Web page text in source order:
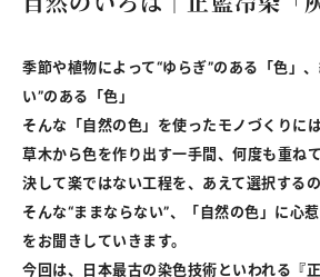
季節や植物によって“ゆらぎ”のある「色」
い”のある「色」
そんな「自然の色」を使ったモノづくりには
草木から色を作り出す一手間、何度も重ね
決して楽ではない工程を、あえて選択する
そんな“ままならない”、「自然の色」に心
をお聞きしていきます。
今回は、日本最古の染色技術といわれる『